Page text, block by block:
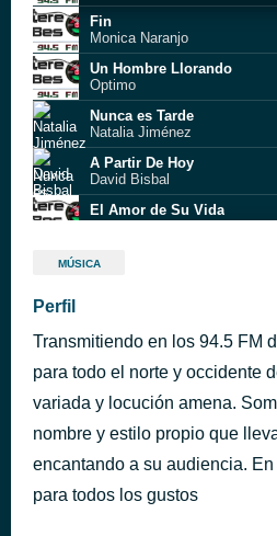
Fin
Monica Naranjo
Un Hombre Llorando
Optimo
Nunca es Tarde
Natalia Jiménez
A Partir De Hoy
David Bisbal
El Amor de Su Vida
Na Na Na (Dulce Niña)
Rechazame
Prince Royce
Sin Ti
Chino & Nacho
MÚSICA
Perfil
Transmitiendo en los 94.5 FM
para todo el norte y occidente
variada y locución amena.
nombre y estilo propio que
encantando a su audiencia.
para todos los gustos